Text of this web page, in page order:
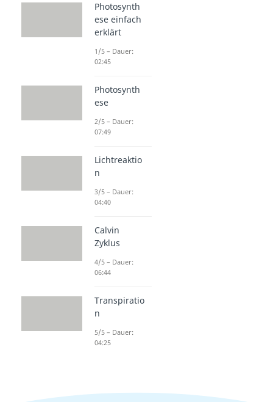
Photosynth
ese einfach
erklärt
1/5 – Dauer:
02:45
Photosynth
ese
2/5 – Dauer:
07:49
Lichtreaktio
n
3/5 – Dauer:
04:40
Calvin
Zyklus
4/5 – Dauer:
06:44
Transpiratio
n
5/5 – Dauer:
04:25